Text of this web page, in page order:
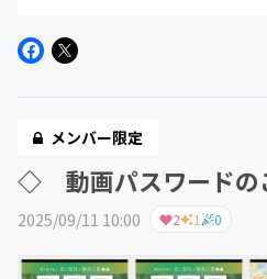
メンバー限定
◇ 動画パスワードの
2025/09/11 10:00 2 1 0